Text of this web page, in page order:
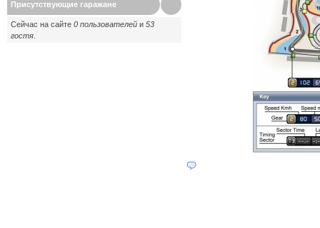
Присутствующие гаражане
Сейчас на сайте 0 пользователей и 53
гостя